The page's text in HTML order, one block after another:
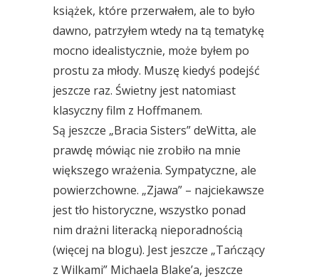
książek, które przerwałem, ale to było
dawno, patrzyłem wtedy na tą tematykę
mocno idealistycznie, może byłem po
prostu za młody. Muszę kiedyś podejść
jeszcze raz. Świetny jest natomiast
klasyczny film z Hoffmanem.
Są jeszcze „Bracia Sisters” deWitta, ale
prawdę mówiąc nie zrobiło na mnie
większego wrażenia. Sympatyczne, ale
powierzchowne. „Zjawa” – najciekawsze
jest tło historyczne, wszystko ponad
nim drażni literacką nieporadnością
(więcej na blogu). Jest jeszcze „Tańczący
z Wilkami” Michaela Blake’a, jeszcze